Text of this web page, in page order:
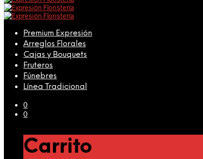
Premium Expresión
Arreglos Florales
Cajas y Bouquets
Fruteros
Fúnebres
Línea Tradicional
0
0
Carrito